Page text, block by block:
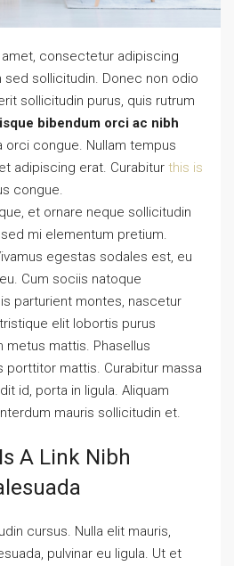
consectetur adipiscing
sed sollicitudin. Donec non odio
sollicitudin purus, quis rutrum
bibendum orci ac nibh
orci congue. Nullam tempus
adipiscing erat. Curabitur this is
congue.
et ornare neque sollicitudin
mi elementum pretium.
egestas sodales est, eu
Cum sociis natoque
parturient montes, nascetur
elit lobortis purus
metus mattis. Phasellus
mattis. Curabitur massa
id, porta in ligula. Aliquam
mauris sollicitudin et.
A Link Nibh
cursus. Nulla elit mauris,
pulvinar eu ligula. Ut et